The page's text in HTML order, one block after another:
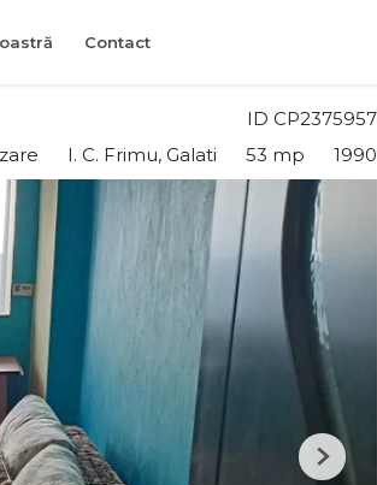
Contact
ID CP2375957
I. C. Frimu, Galati 53 mp 1990
Next